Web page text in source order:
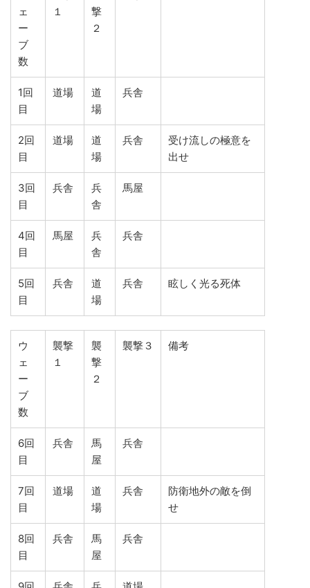
ェ
ー
ブ
数
１
撃
２
1回
目
道場
道
場
兵舎
2回
目
道場
道
場
兵舎
受け流しの極意を
出せ
3回
目
兵舎
兵
舎
馬屋
4回
目
馬屋
兵
舎
兵舎
5回
目
兵舎
道
場
兵舎 眩しく光る死体
ウ
ェ
ー
ブ
数
襲撃
１
襲
撃
２
襲撃３ 備考
6回
目
兵舎
馬
屋
兵舎
7回
目
道場
道
場
兵舎
防衛地外の敵を倒
せ
8回
目
兵舎
馬
屋
兵舎